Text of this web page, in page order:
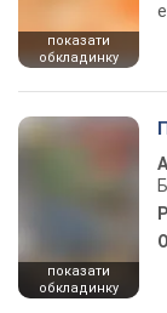
показати
обкладинку
показати
обкладинку